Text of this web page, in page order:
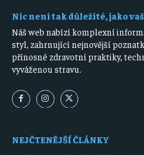
Nic není tak důležité, jako
Náš web nabízí komplexní
styl, zahrnující nejnovější
přínosné zdravotní praktiky,
vyváženou stravu.
NEJČTENĚJŠÍ ČLÁNKY